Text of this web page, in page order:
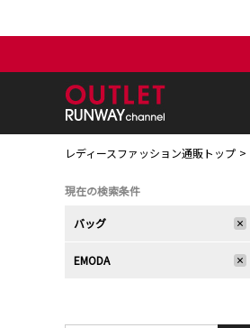
レディースファッション通販トップ
現在の検索条件
バッグ
EMODA